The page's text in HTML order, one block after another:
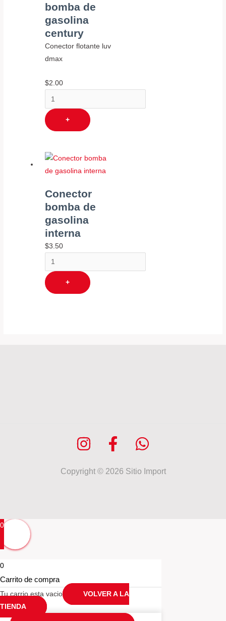
bomba de
gasolina
century
Conector flotante luv
dmax
$2.00
+
Conector
bomba de
gasolina
interna
$3.50
+
Copyright © 2026 Sitio Import
0
0
Carrito de compra
Tu carrio esta vacio
VOLVER A LA
TIENDA